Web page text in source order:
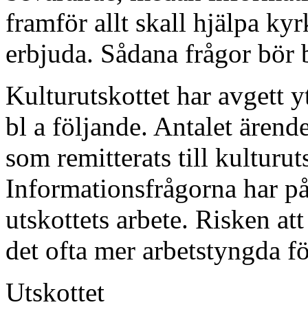
framför allt skall hjälpa
erbjuda. Sådana frågor
Kulturutskottet har avgett
bl a följande. Antalet
som remitterats till
Informationsfrågorna har
utskottets arbete. Risken
det ofta mer arbetstyngda
Utskottet